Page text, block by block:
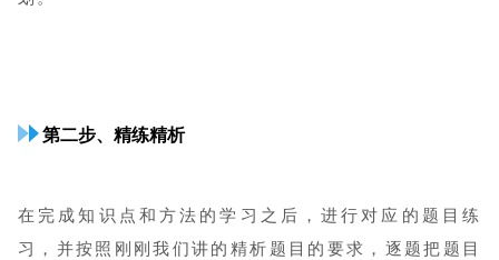
第二步、精练精析
在完成知识点和方法的学习之后，进行对应的题目练
习，并按照刚刚我们讲的精析题目的要求，逐题把题目